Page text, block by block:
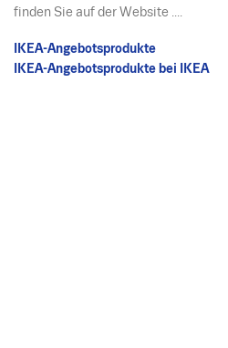
finden Sie auf der Website ....
IKEA-Angebotsprodukte
IKEA-Angebotsprodukte bei IKEA